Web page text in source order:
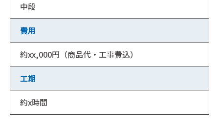
中段
費用
約xx,000円（商品代・工事費込）
工期
約x時間